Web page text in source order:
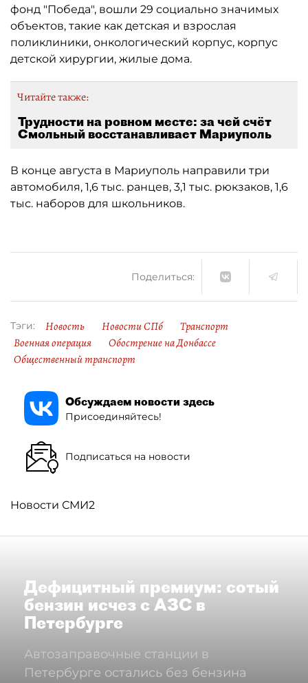
фонд "Победа", вошли 29 социально значимых
объектов, такие как детская и взрослая
поликлиники, онкологический корпус, корпус
детской хирургии, жилые дома.
Читайте также:
Трудности на ровном месте: за чей счёт
Смольный восстанавливает Мариуполь
В конце августа в Мариуполь направили три
автомобиля, 1,6 тыс. ранцев, 3,1 тыс. рюкзаков, 1,6
тыс. наборов для школьников.
Поделиться:
Тэги: Новость Новости СПб
Транспорт
Военная операция
Обострение на Донбассе
Общественный транспорт
Обсуждаем новости здесь
Присоединяйтесь!
Подписаться на новости
Новости СМИ2
Дефицитный премиум: сотый
бензин исчез с АЗС в
Петербурге
Автозаправочные станции в
Петербурге остались без бензина